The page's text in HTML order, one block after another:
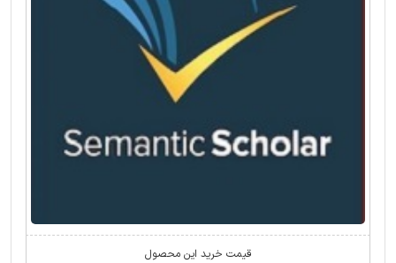
قیمت خرید این محصول